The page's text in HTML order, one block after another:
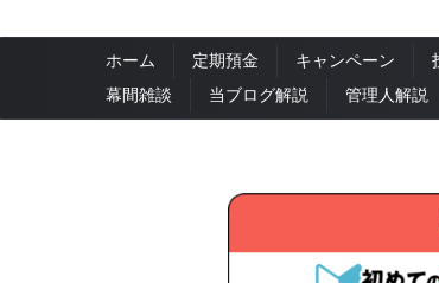
ホーム 定期預金 キャンペーン
幕間雑談
当ブログ解説 管理人解説